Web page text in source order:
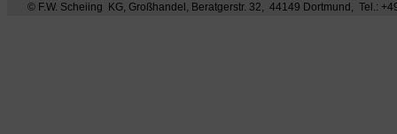
© F.W. Scheiing KG, Großhandel, Beratgerstr. 32, 44149 Dortmund, Tel.: